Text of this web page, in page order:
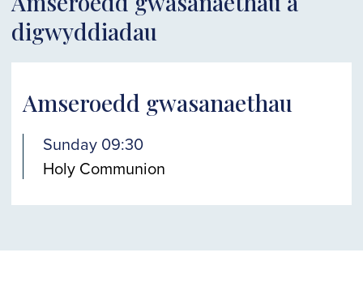
digwyddiadau
Amseroedd gwasanaethau
Sunday 09:30
Holy Communion